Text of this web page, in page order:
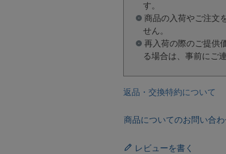
す。
商品の入荷やご注文
せん。
再入荷の際のご提供
る場合は、事前にご
返品・交換特約について
商品についてのお問い合わ
レビューを書く